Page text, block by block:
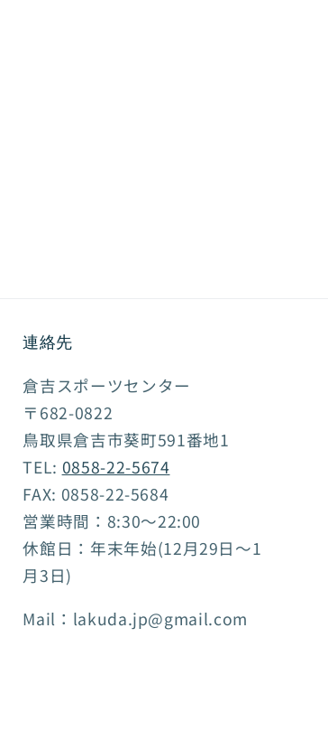
連絡先
倉吉スポーツセンター
〒682-0822
鳥取県倉吉市葵町591番地1
TEL: 0858-22-5674
FAX: 0858-22-5684
営業時間：8:30～22:00
休館日：年末年始(12月29日～1
月3日)
Mail：lakuda.jp@gmail.com